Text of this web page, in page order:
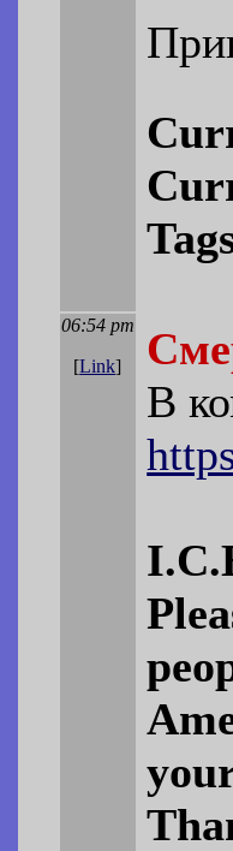
06:54 pm
[Link]
В